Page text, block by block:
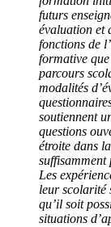
futurs
évaluation et
fonctions de
formative
parcours
modalités
soutiennent
questions
étroite dans
suffisamment
Les
leur scolarité
qu’il soit
situations